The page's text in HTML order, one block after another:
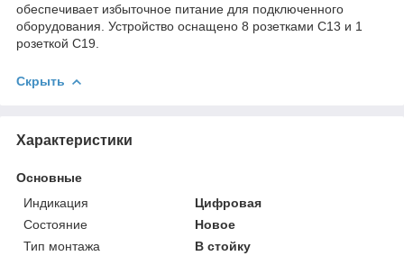
обеспечивает избыточное питание для подключенного
оборудования. Устройство оснащено 8 розетками C13 и 1
розеткой C19.
Скрыть
Характеристики
Основные
Индикация
Цифровая
Состояние
Новое
Тип монтажа
В стойку